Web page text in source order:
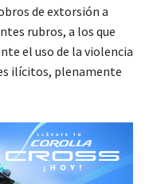
de extorsión a
rubros, a los que
el uso de la violencia
ilícitos, plenamente